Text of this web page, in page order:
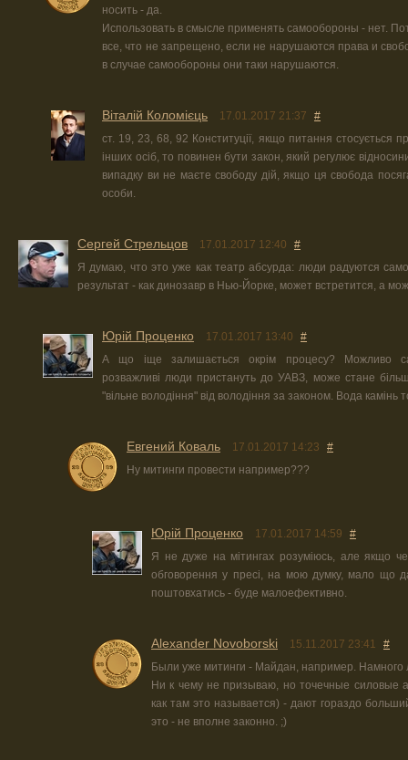
носить - да.
Использовать в смысле применять самообороны - нет.
все, что не запрещено, если не нарушаются права и
в случае самообороны они таки нарушаются.
Віталій Коломієць 17.01.2017 21:37
#
ст. 19, 23, 68, 92 Конституції, якщо питання стосується
інших осіб, то повинен бути закон, який регулює
випадку ви не маєте свободу дій, якщо ця свобода
особи.
Сергей Стрельцов 17.01.2017 12:40
#
Я думаю, что это уже как театр абсурда: люди радуются
результат - как динозавр в Нью-Йорке, может встретится, а
Юрiй Проценко 17.01.2017 13:40
#
А що іще залишається окрім процесу? Можливо
розважливі люди пристануть до УАВЗ, може стане
"вільне володіння" від володіння за законом. Вода камінь
Евгений Коваль 17.01.2017 14:23
#
Ну митинги провести например???
Юрiй Проценко 17.01.2017 14:59
#
Я не дуже на мітингах розуміюсь, але якщо
обговорення у пресі, на мою думку, мало що
поштовхатись - буде малоефективно.
Alexander Novoborski 15.11.2017 23:41
#
Были уже митинги - Майдан, например. Намного
Ни к чему не призываю, но точечные силовые
как там это называется) - дают гораздо
это - не вполне законно. ;)